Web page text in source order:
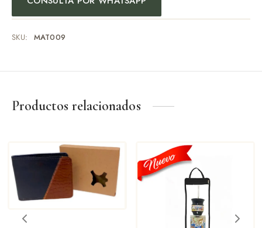
SKU: MAT009
Productos relacionados